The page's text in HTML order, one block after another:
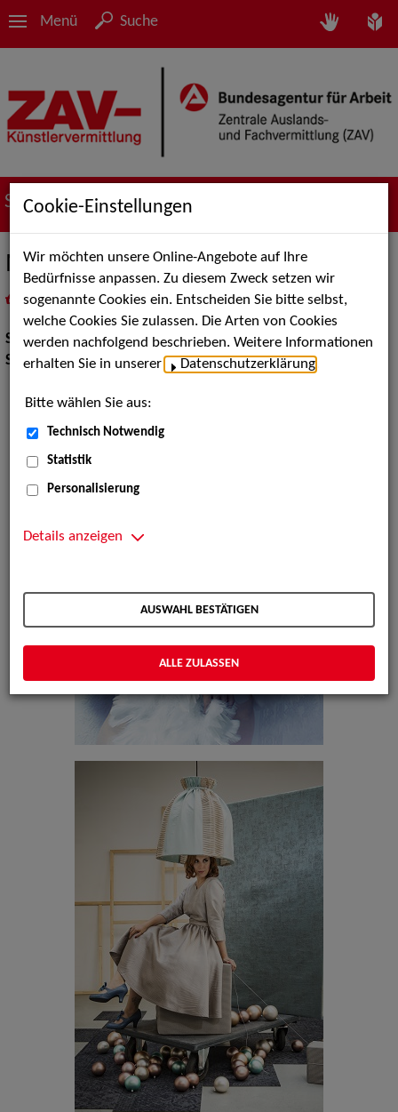
Menü Suche
Suche nach Künstler*innen
Melody D`Amour
als PDF speichern
inMeine Merklistelegen
Show:Show Acts
Show Acts: Tanz
Cookie-Einstellungen
Wir möchten unsere Online-Angebote auf Ihre
Bedürfnisse anpassen. Zu diesem Zweck setzen wir
sogenannte Cookies ein. Entscheiden Sie bitte selbst,
welche Cookies Sie zulassen. Die Arten von Cookies
werden nachfolgend beschrieben. Weitere Informationen
erhalten Sie in unserer
Datenschutzerklärung
Bitte wählen Sie aus:
Technisch Notwendig
Statistik
Personalisierung
Details anzeigen
AUSWAHL BESTÄTIGEN
ALLE ZULASSEN